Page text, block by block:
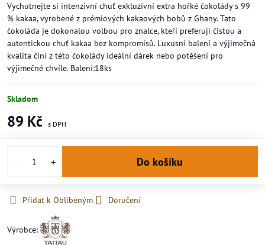
Vychutnejte si intenzivní chuť exkluzivní extra hořké čokolády s 99
% kakaa, vyrobené z prémiových kakaových bobů z Ghany. Tato
čokoláda je dokonalou volbou pro znalce, kteří preferují čistou a
autentickou chuť kakaa bez kompromisů. Luxusní balení a výjimečná
kvalita činí z této čokolády ideální dárek nebo potěšení pro
výjimečné chvíle. Balení:18ks
Skladom
89 Kč
Do košíku
Přidat k Oblíbeným Doručení
Výrobce: